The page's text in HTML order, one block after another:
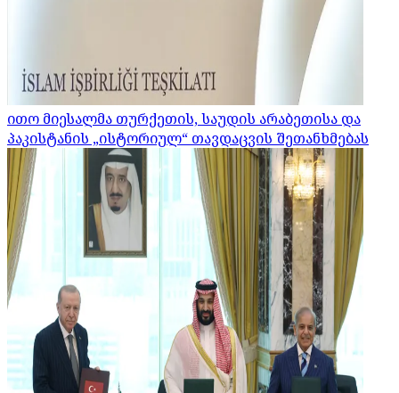
ითო მიესალმა თურქეთის, საუდის არაბეთისა და
პაკისტანის „ისტორიულ“ თავდაცვის შეთანხმებას